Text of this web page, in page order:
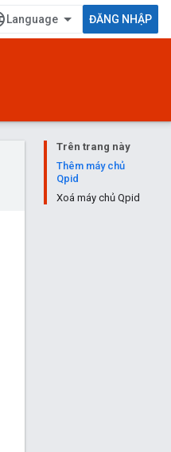
ĐĂNG NHẬP
Trên trang này
Thêm máy chủ
Qpid
Xoá máy chủ Qpid